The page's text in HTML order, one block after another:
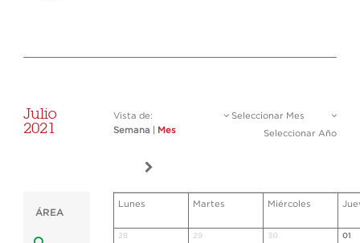
Julio
2021
Vista de:
Semana
Mes
Seleccionar Mes
Seleccionar Año
ÁREA
Lunes Martes Miércoles
28 29 30 01